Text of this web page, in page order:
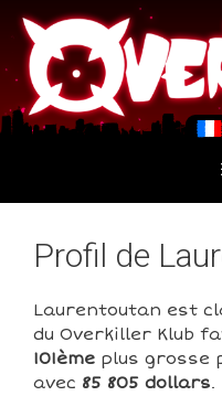
Aller
au
contenu
Aller
au
contenu
Profil de
Laurentoutan est
du Overkiller Klub
101ème plus grosse
avec 85 805 dollars.